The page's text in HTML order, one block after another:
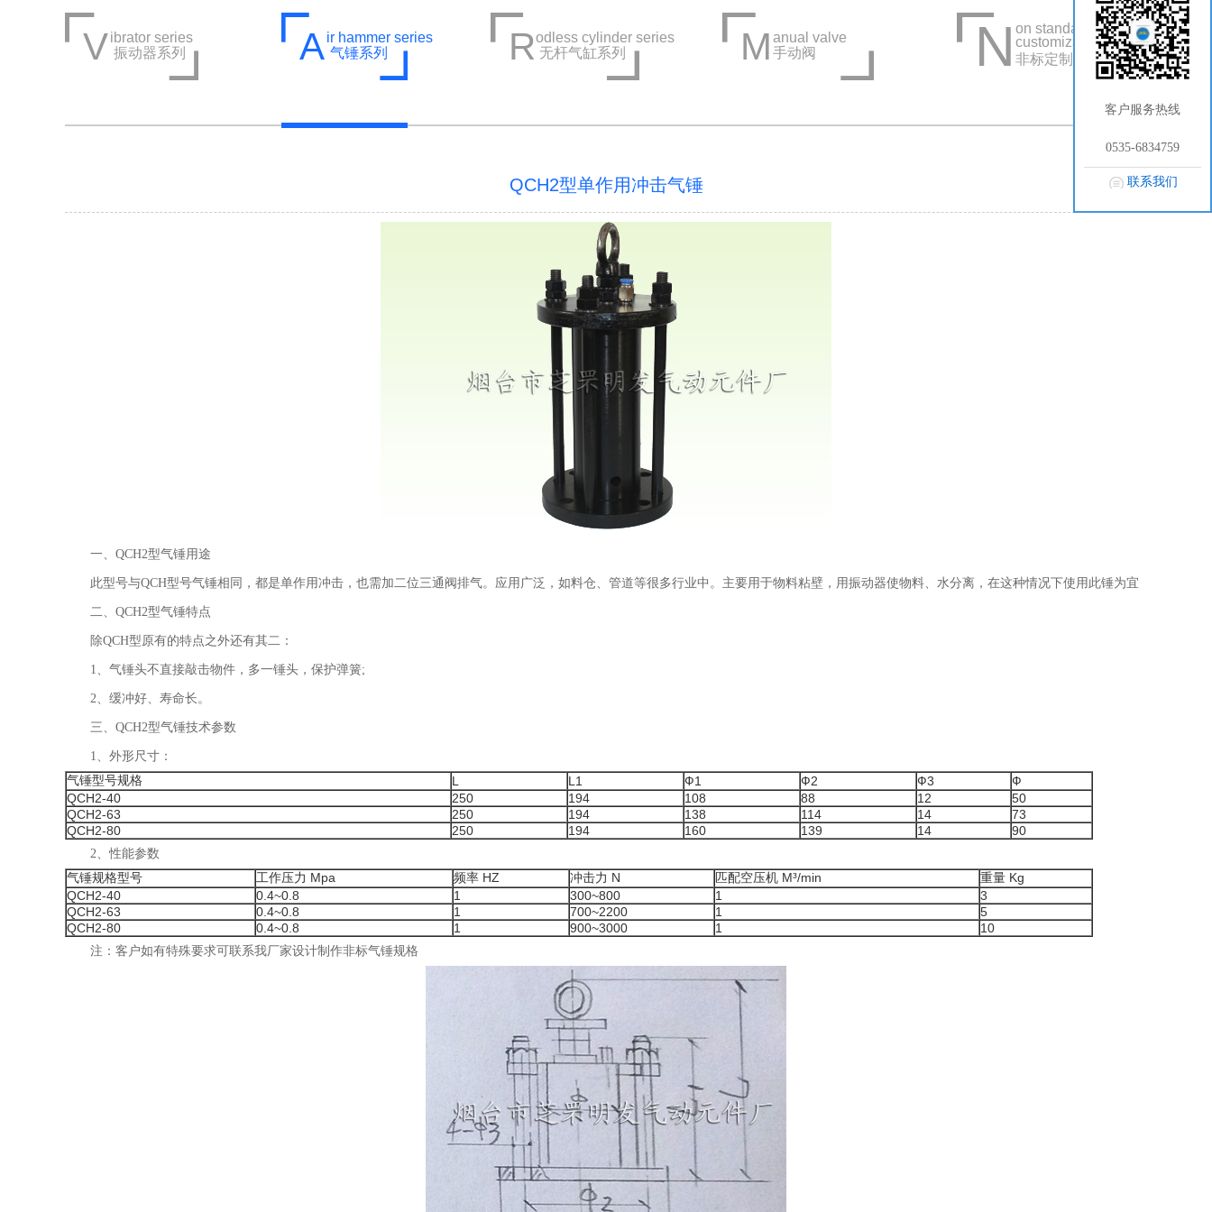
Vibrator series
振动器系列
Air hammer series
气锤系列
Rodless cylinder series
无杆气缸系列
M anual valve
手动阀
N on standard
customization
非标定制系列
QCH2型单作用冲击气锤
一、QCH2型气锤用途
此型号与QCH型号气锤相同，都是单作用冲击，也需加二位三通阀排气。应用广泛，如料仓、管道等很多行业中。主要用于物料粘壁，用振动器使物料、水分离，在这种情况下使用此锤为宜
二、QCH2型气锤特点
除QCH型原有的特点之外还有其二：
1、气锤头不直接敲击物件，多一锤头，保护弹簧;
2、缓冲好、寿命长。
三、QCH2型气锤技术参数
1、外形尺寸：
气锤型号规格 L L1 Ф1 Ф2 Ф3
Ф
QCH2-40
250 194 108 88 12
50
QCH2-63
250 194 138 114 14
73
QCH2-80
250 194 160 139 14 90
2、性能参数
气锤规格型号 工作压力 Mpa 频率 HZ 冲击力 N 匹配空压机 M³/min
重量 Kg
QCH2-40
0.4~0.8 1 300~800 1
3
QCH2-63
0.4~0.8 1 700~2200 1
5
QCH2-80
0.4~0.8 1 900~3000 1 10
注：客户如有特殊要求可联系我厂家设计制作非标气锤规格
客户服务热线
0535-6834759
联系我们